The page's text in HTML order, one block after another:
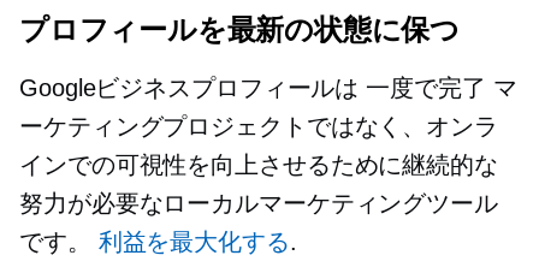
プロフィールを最新の状態に保つ
Googleビジネスプロフィールは 一度で完了 マ
ーケティングプロジェクトではなく、オンラ
インでの可視性を向上させるために継続的な
努力が必要なローカルマーケティングツール
です。 利益を最大化する.